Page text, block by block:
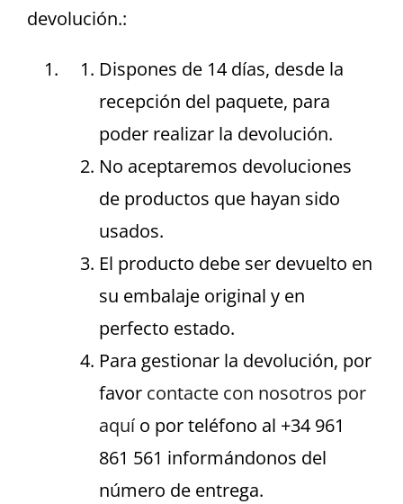
devolución.:
Dispones de 14 días, desde la
recepción del paquete, para
poder realizar la devolución.
No aceptaremos devoluciones
de productos que hayan sido
usados.
El producto debe ser devuelto en
su embalaje original y en
perfecto estado.
Para gestionar la devolución, por
favor contacte con nosotros por
aquío por teléfono al +34 961
861 561 informándonos del
número de entrega.